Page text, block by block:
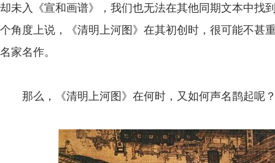
却未入《宣和画谱》，我们也无法在其他同期文本中找
个角度上说，《清明上河图》在其初创时，很可能不甚
名家名作。
那么，《清明上河图》在何时，又如何声名鹊起呢